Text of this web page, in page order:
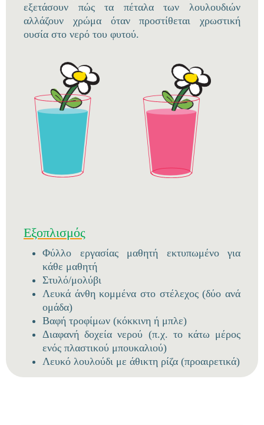
εξετάσουν πώς τα πέταλα των λουλουδιών
αλλάζουν χρώμα όταν προστίθεται χρωστική
ουσία στο νερό του φυτού.
Εξοπλισμός
Φύλλο εργασίας μαθητή εκτυπωμένο για
κάθε μαθητή
Στυλό/μολύβι
Λευκά άνθη κομμένα στο στέλεχος (δύο ανά
ομάδα)
Βαφή τροφίμων (κόκκινη ή μπλε)
Διαφανή δοχεία νερού (π.χ. το κάτω μέρος
ενός πλαστικού μπουκαλιού)
Λευκό λουλούδι με άθικτη ρίζα (προαιρετικά)